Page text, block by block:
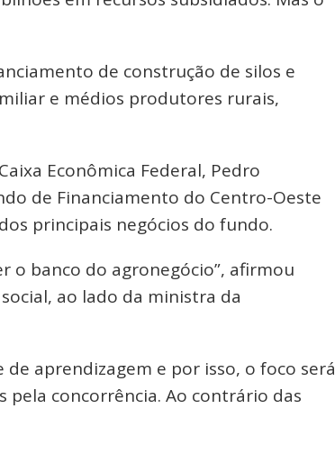
de construção de silos e
e médios produtores rurais,
Econômica Federal, Pedro
de Financiamento do Centro-Oeste
principais negócios do fundo.
o banco do agronegócio”, afirmou
ao lado da ministra da
aprendizagem e por isso, o foco será
concorrência. Ao contrário das